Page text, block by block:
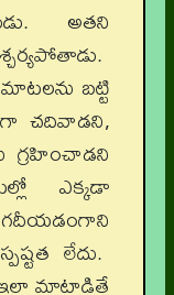
అతని
బట్టి
చదివాడని,
గ్రహించాడని
ఎక్కడా
లేదు.
ఇలా మాట్లాడితే